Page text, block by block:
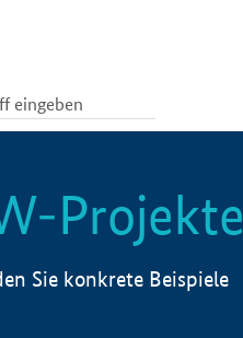
Projekte
Sie konkrete Beispiele